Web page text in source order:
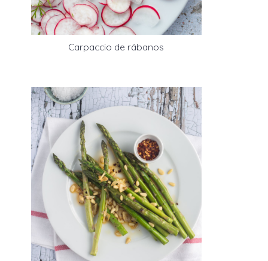
Carpaccio de rábanos